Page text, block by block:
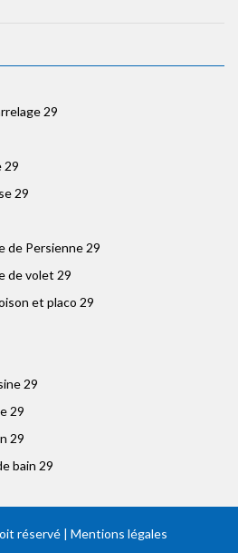
29
29
29
de Persienne 29
de volet 29
et placo 29
29
29
29
bain 29
réservé | Mentions légales